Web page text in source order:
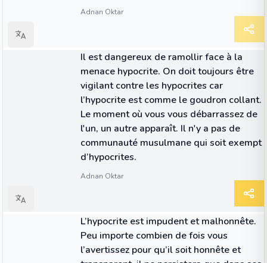
Adnan Oktar
Il est dangereux de ramollir face à la
menace hypocrite. On doit toujours être
vigilant contre les hypocrites car
l’hypocrite est comme le goudron collant.
Le moment où vous vous débarrassez de
l'un, un autre apparaît. Il n'y a pas de
communauté musulmane qui soit exempt
d’hypocrites.
Adnan Oktar
L’hypocrite est impudent et malhonnête.
Peu importe combien de fois vous
l’avertissez pour qu’il soit honnête et